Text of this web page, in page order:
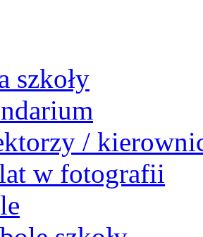
szkoły
/
w fotografii